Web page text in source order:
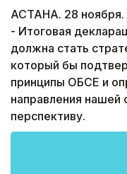
АСТАНА. 28
- Итоговая
должна стать
который бы
принципы ОБСЕ и
направления нашей
перспективу.